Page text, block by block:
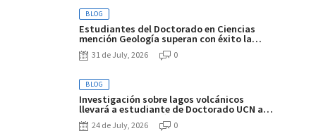
BLOG
Estudiantes del Doctorado en Ciencias
mención Geología superan con éxito la
defensa de sus propuestas de tesis
31 de July, 2026 0
BLOG
Investigación sobre lagos volcánicos
llevará a estudiante de Doctorado UCN a
desarrollar pasantía de seis meses en
Italia24 de July, 2026 0